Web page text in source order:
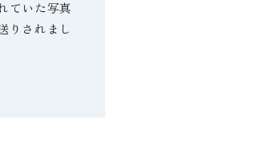
ていた写真
りされまし